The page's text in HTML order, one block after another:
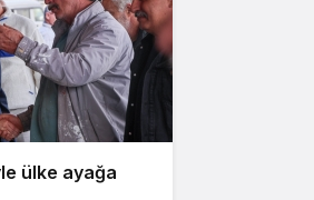
ülke ayağa